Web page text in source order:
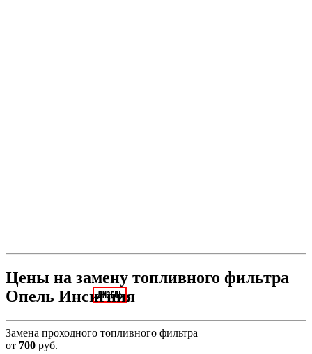
Цены на замену топливного фильтра
Опель Инсигния
Замена проходного топливного фильтра
от 700 руб.